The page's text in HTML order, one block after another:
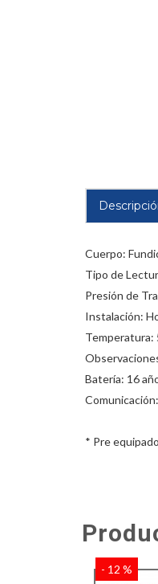
Cuerpo:
Tipo de
Presión de
Instalación:
Temperatura:
Batería: 16
* Pre
- 12 %